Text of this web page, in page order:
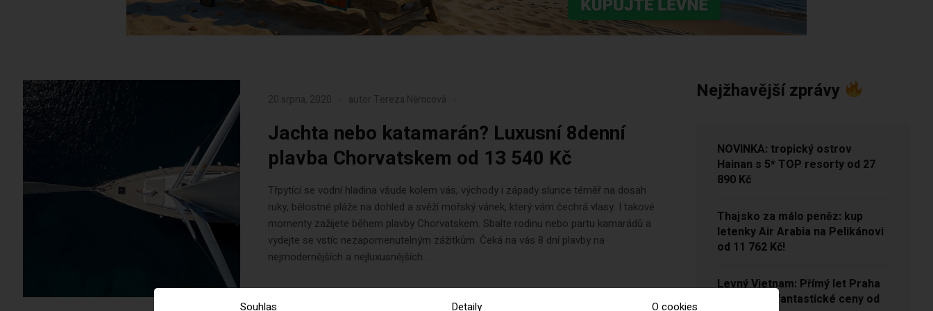
20 srpna, 2020 autor Tereza Němcová
Jachta nebo katamarán? Luxusní 8denní
plavba Chorvatskem od 13 540 Kč
Třpytící se vodní hladina všude kolem vás, východy i západy slunce téměř na dosah
ruky, bělostné pláže na dohled a svěží mořský vánek, který vám čechrá vlasy. I takové
momenty zažijete během plavby Chorvatskem. Sbalte rodinu nebo partu kamarádů a
vydejte se vstíc nezapomenutelným zážitkům. Čeká na vás 8 dní plavby na
nejmodernějších a nejluxusnějších...
Nejžhavější zprávy
NOVINKA: tropický ostrov
Hainan s 5* TOP resorty od 27
890 Kč
Thajsko za málo peněz: kup
letenky Air Arabia na Pelikánovi
od 11 762 Kč!
Levný Vietnam: Přímý let Praha
– Hanoj za fantastické ceny od
Souhlas Detaily O cookies